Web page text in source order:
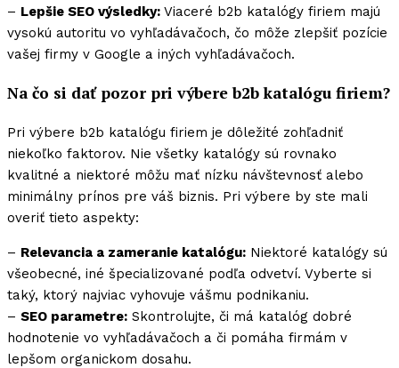
– Lepšie SEO výsledky: Viaceré b2b katalógy firiem majú
vysokú autoritu vo vyhľadávačoch, čo môže zlepšiť pozície
vašej firmy v Google a iných vyhľadávačoch.
Na čo si dať pozor pri výbere b2b katalógu firiem?
Pri výbere b2b katalógu firiem je dôležité zohľadniť
niekoľko faktorov. Nie všetky katalógy sú rovnako
kvalitné a niektoré môžu mať nízku návštevnosť alebo
minimálny prínos pre váš biznis. Pri výbere by ste mali
overiť tieto aspekty:
– Relevancia a zameranie katalógu: Niektoré katalógy sú
všeobecné, iné špecializované podľa odvetví. Vyberte si
taký, ktorý najviac vyhovuje vášmu podnikaniu.
– SEO parametre: Skontrolujte, či má katalóg dobré
hodnotenie vo vyhľadávačoch a či pomáha firmám v
lepšom organickom dosahu.